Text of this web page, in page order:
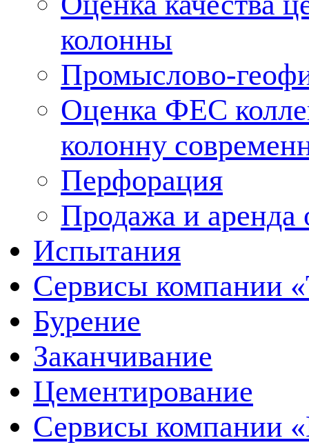
колонны
Промыслово-
Оценка ФЕС
колонну
Перфорация
Продажа и аренда
Испытания
Сервисы компании
Бурение
Заканчивание
Цементирование
Сервисы компании